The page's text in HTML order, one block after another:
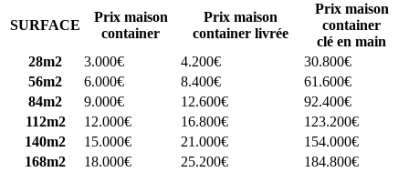
SURFACE
Prix maison
container
Prix maison
container livrée
Prix maison
container
clé en main
28m2
3.000€ 4.200€
30.800€
56m2
6.000€ 8.400€
61.600€
84m2
9.000€ 12.600€
92.400€
112m2
12.000€ 16.800€
123.200€
140m2
15.000€ 21.000€
154.000€
168m2
18.000€ 25.200€
184.800€